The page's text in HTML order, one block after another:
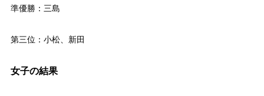
準優勝：三島
第三位：小松、新田
女子の結果